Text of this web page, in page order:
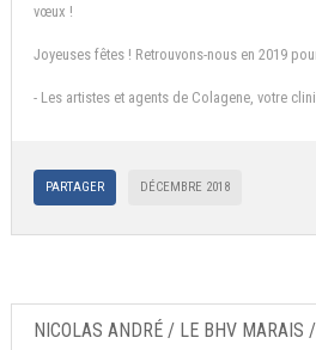
vœux !
Joyeuses fêtes ! Retrouvons-nous en 2019
- Les artistes et agents de Colagene, votre
PARTAGER DÉCEMBRE 2018
NICOLAS ANDRÉ / LE BHV MARAIS